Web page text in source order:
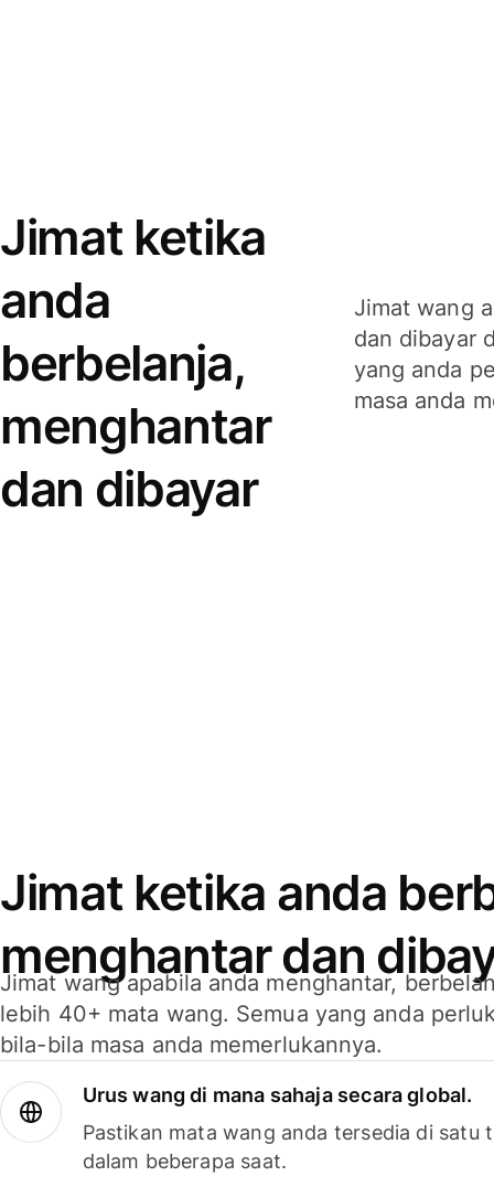
Jimat ketika
anda
berbelanja,
menghantar
dan dibayar
Jimat wang
dan dibayar
yang anda
masa anda
Jimat ketika anda
menghantar dan
Jimat wang apabila anda menghantar,
lebih 40+ mata wang. Semua yang anda
bila-bila masa anda memerlukannya.
Urus wang di mana sahaja secara global.
Pastikan mata wang anda tersedia di satu
dalam beberapa saat.